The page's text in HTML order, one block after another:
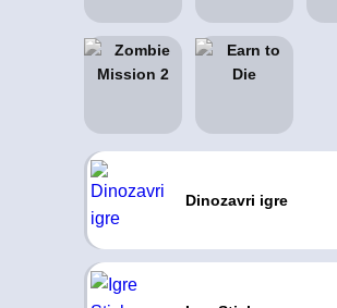
Dinozavri igre